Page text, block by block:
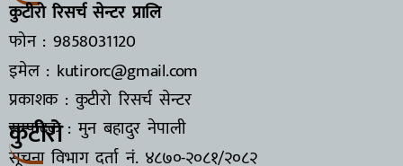
कुटीरो रिसर्च सेन्टर प्रालि
फोन : 9858031120
इमेल : kutirorc@gmail.com
प्रकाशक : कुटीरो रिसर्च सेन्टर
सम्पादक : मुन बहादुर नेपाली
सूचना विभाग दर्ता नं. ४८७०-२०८१/२०८२
कुटीरो